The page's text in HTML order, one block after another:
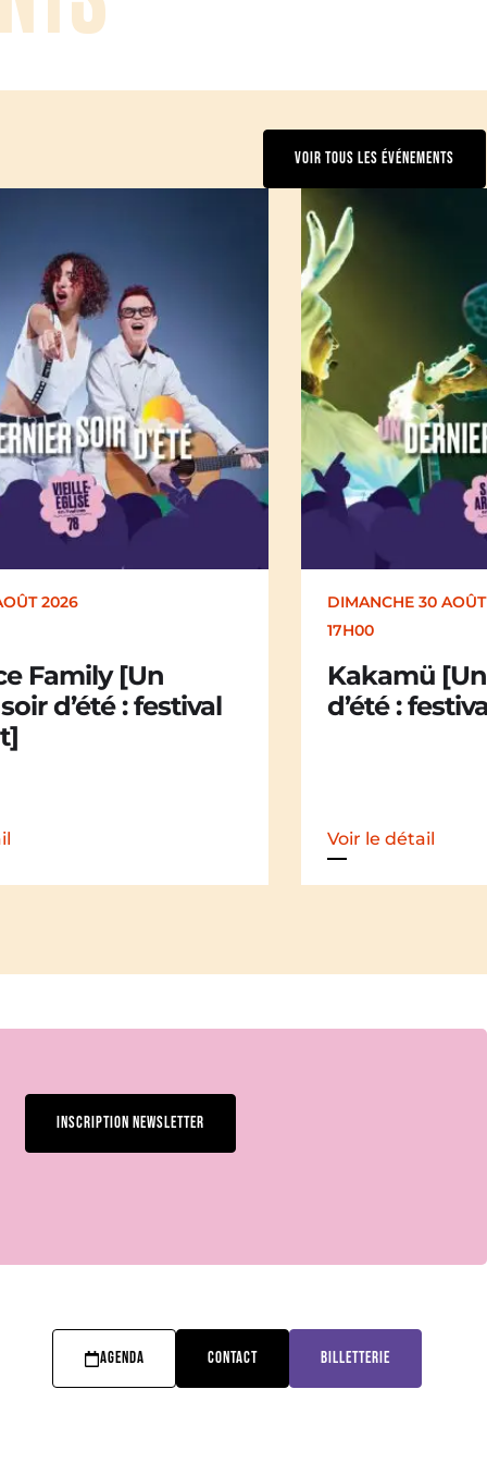
VOIR TOUS LES ÉVÉNEMENTS
2026
Family [Un
d’été : festival
DIMANCHE 30
17H00
Kakamü
d’été :
Voir le détail
INSCRIPTION NEWSLETTER
AGENDA CONTACT BILLETTERIE